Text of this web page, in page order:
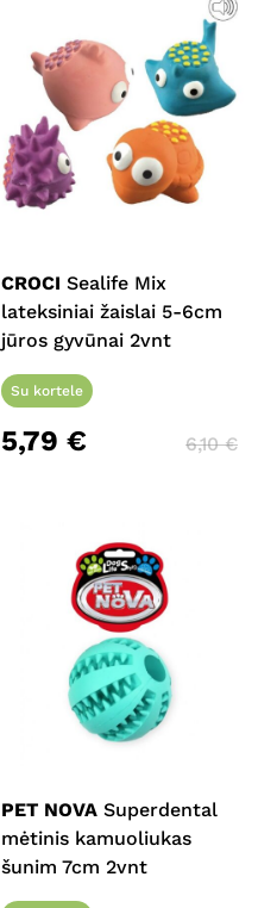
CROCI Sealife Mix
lateksiniai žaislai 5-6cm
jūros gyvūnai 2vnt
Su kortele
5,79€ 6,10€
PET NOVA Superdental
mėtinis kamuoliukas
šunim 7cm 2vnt